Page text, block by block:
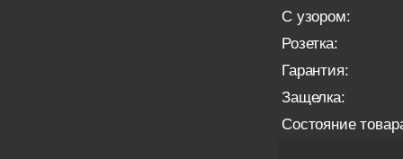
С узором:
Розетка:
Гарантия:
Защелка:
Состояние